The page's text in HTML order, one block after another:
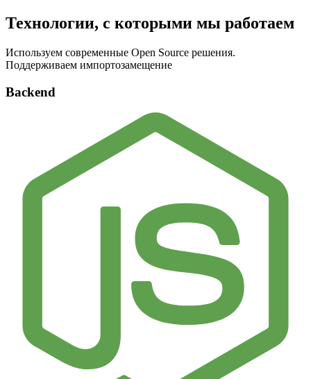
Технологии, с которыми мы работаем
Используем современные Open Source решения.
Поддерживаем импортозамещение
Backend